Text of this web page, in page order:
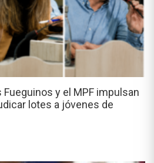
Fueguinos y el MPF impulsan
lotes a jóvenes de